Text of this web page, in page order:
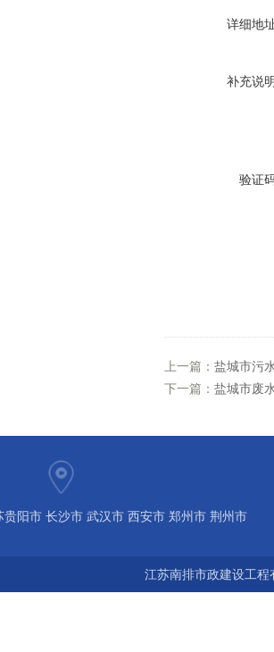
详细地
补充说
验证
上一篇： 盐城市污
下一篇： 盐城市废
阳市 长沙市 武汉市 西安市 郑州市 荆州市
江苏南排市政建设工